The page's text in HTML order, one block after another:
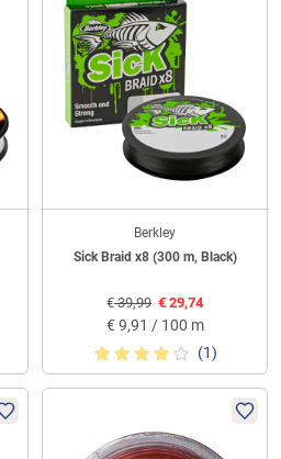
Berkley
Sick Braid x8 (300 m, Black)
€39,99 € 29,74
€ 9,91 / 100 m
(1)